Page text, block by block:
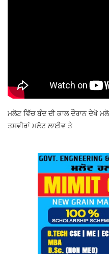
ਮਲੋਟ ਵਿੱਚ ਬੰਦ ਦੀ ਕਾਲ ਦੌਰਾਨ ਦੇਖੋ
ਤਸਵੀਰਾਂ ਮਲੋਟ ਲਾਈਵ ਤੇ